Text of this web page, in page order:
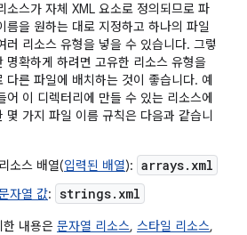
소스가 자체 XML 요소로 정의되므로 파
름을 원하는 대로 지정하고 하나의 파일
러 리소스 유형을 넣을 수 있습니다. 그렇
명확하게 하려면 고유한 리소스 유형을
다른 파일에 배치하는 것이 좋습니다. 예
어 이 디렉터리에 만들 수 있는 리소스에
몇 가지 파일 이름 규칙은 다음과 같습니
리소스 배열(입력된 배열): arrays.xml
자열 값: strings.xml
한 내용은 문자열 리소스, 스타일 리소스,